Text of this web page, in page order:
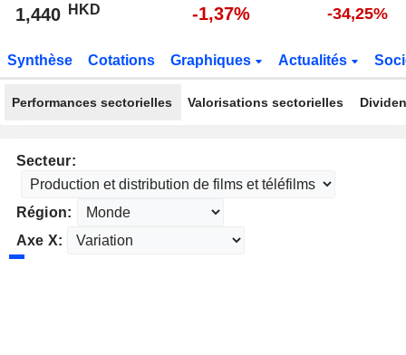
1,440 HKD -1,37% -34,25%
Synthèse Cotations Graphiques Actualités
Performances sectorielles Valorisations sectorielles
Secteur:
Région:
Axe X: